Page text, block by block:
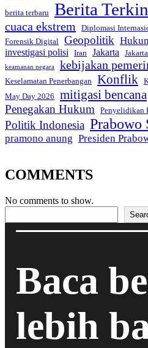
berita terbaru Berita
cuaca ekstrem Diplomasi
Forensik Digital Geopolitik
investigasi polisi Iran Jakarta
keamanan negara
kebijakan
Keselamatan Penerbangan Konflik
May Day 2026 mitigasi bencana
Penegakan Hukum Penyelidikan
Politik Indonesia Prabowo
pramono anung Presiden
COMMENTS
No comments to show.
Baca
lebih